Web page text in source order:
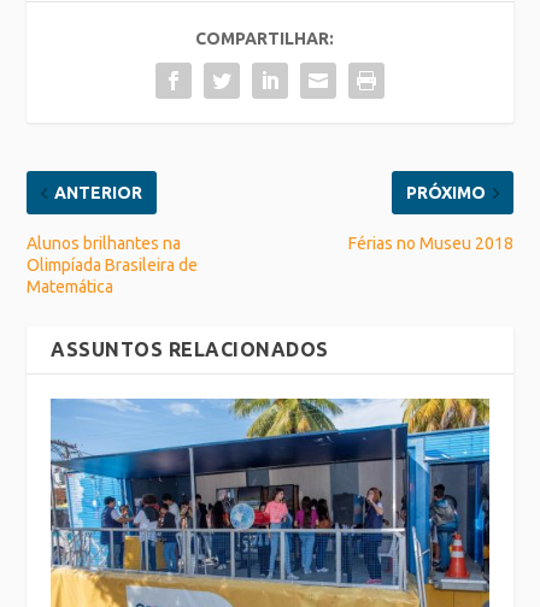
COMPARTILHAR:
ANTERIOR
Alunos brilhantes na
Olimpíada Brasileira de
Matemática
PRÓXIMO
Férias no Museu 2018
ASSUNTOS RELACIONADOS